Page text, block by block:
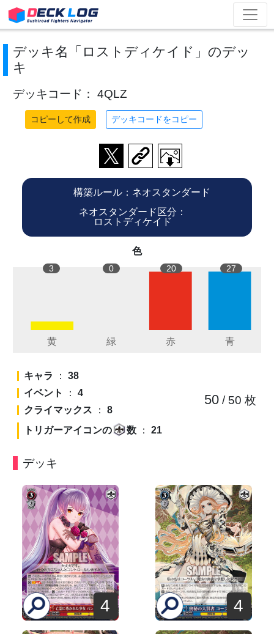
デッキ名「ロストディケイド」のデッ
キ
デッキコード： 4QLZ
コピーして作成 デッキコードをコピー
構築ルール：ネオスタンダード
ネオスタンダード区分：
ロストディケイド
色
3 0 20 27
キャラ ： 38
イベント
： 4
クライマックス ： 8
トリガーアイコンの
数 ： 21
50/ 50 枚
デッキ
4 4